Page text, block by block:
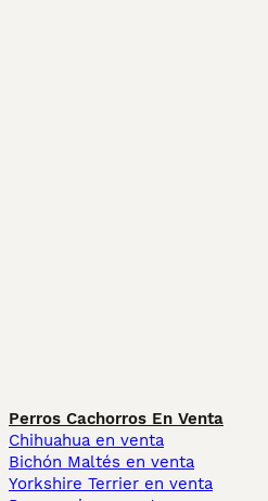
Perros Cachorros En Venta
Chihuahua en venta
Bichón Maltés en venta
Yorkshire Terrier en venta